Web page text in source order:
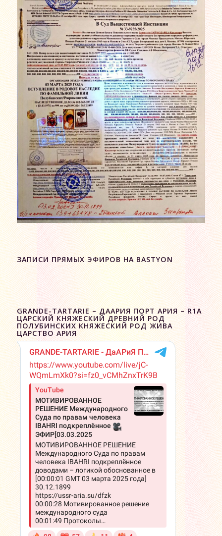
ЗАПИСИ ПРЯМЫХ ЭФИРОВ НА BASTYON
GRANDE-TARTARIE – ДААРИЯ ПОРТ АРИЯ – R1A
ЦАРСКИЙ КНЯЖЕСКИЙ ДРЕВНИЙ РОД
ПОЛУБИНСКИХ КНЯЖЕСКИЙ РОД ЖИВА
ЦАРСТВО АРИЯ